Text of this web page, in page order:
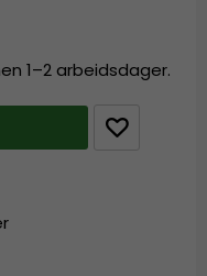
1–2 arbeidsdager.